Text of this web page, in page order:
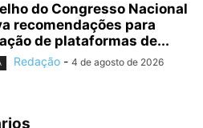
do Congresso Nacional
recomendações para
de plataformas de...
Redação - 4 de agosto de 2026